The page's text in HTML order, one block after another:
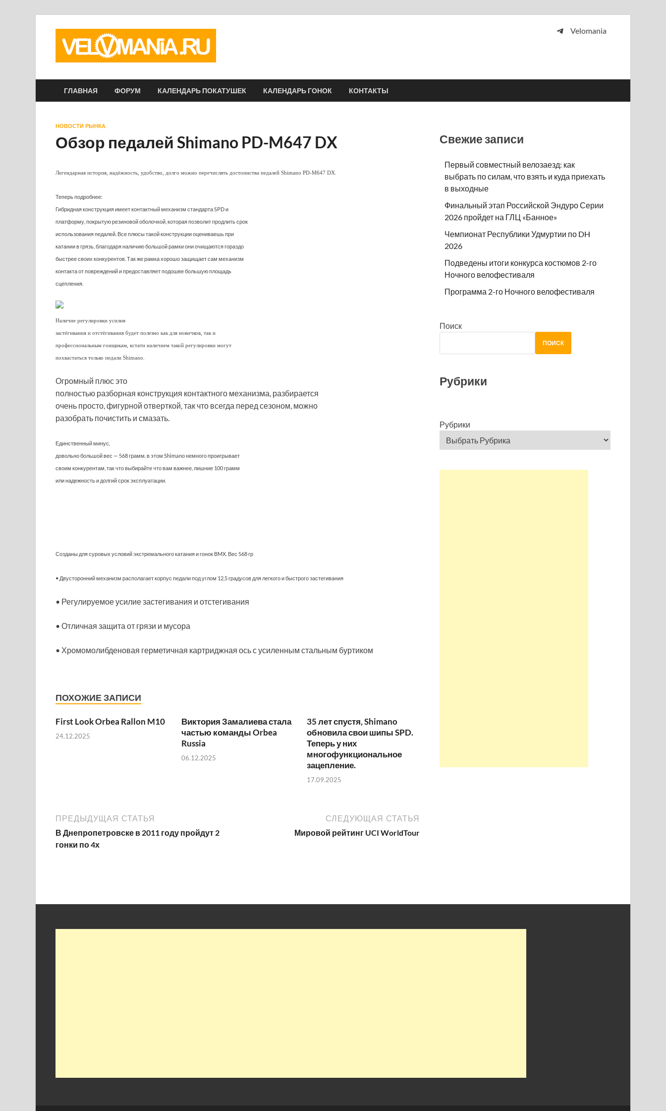
Velomania
ГЛАВНАЯ ФОРУМ КАЛЕНДАРЬ ПОКАТУШЕК КАЛЕНДАРЬ ГОНОК КОНТАКТЫ
НОВОСТИ РЫНКА
Обзор педалей Shimano PD-M647 DX
Легендарная история, надёжность, удобство, долго можно перечислять достоинства педалей Shimano PD-M647 DX.
Теперь подробнее:
Гибридная конструкция имеет контактный механизм стандарта SPD и
платформу, покрытую резиновой оболочкой, которая позволит продлить срок
использования педалей. Все плюсы такой конструкции оцениваешь при
катании в грязь, благодаря наличию большой рамки они очищаются гораздо
быстрее своих конкурентов. Так же рамка хорошо защищает сам механизм
контакта от повреждений и предоставляет подошве большую площадь
сцепления.
Наличие регулировки усилия
застёгивания и отстёгивания будет полезно как для новичков, так и
профессиональным гонщикам, кстати наличием такой регулировки могут
похвастаться только педали Shimano.
Огромный плюс это
полностью разборная конструкция контактного механизма, разбирается
очень просто, фигурной отверткой, так что всегда перед сезоном, можно
разобрать почистить и смазать.
Единственный минус,
довольно большой вес — 568 грамм, в этом Shimano немного проигрывает
своим конкурентам, так что выбирайте что вам важнее, лишние 100 грамм
или надежность и долгий срок эксплуатации.
Созданы для суровых условий экстремального катания и гонок BMX. Вес 568 гр
• Двусторонний механизм располагает корпус педали под углом 12,5 градусов для легкого и быстрого застегивания
• Регулируемое усилие застегивания и отстегивания
• Отличная защита от грязи и мусора
• Хромомолибденовая герметичная картриджная ось с усиленным стальным буртиком
ПОХОЖИЕ ЗАПИСИ
First Look Orbea Rallon M10
24.12.2025
Виктория Замалиева стала
частью команды Orbea
Russia
06.12.2025
35 лет спустя, Shimano
обновила свои шипы SPD.
Теперь у них
многофункциональное
зацепление.
17.09.2025
ПРЕДЫДУЩАЯ СТАТЬЯ
В Днепропетровске в 2011 году пройдут 2
гонки по 4х
СЛЕДУЮЩАЯ СТАТЬЯ
Мировой рейтинг UCI WorldTour
Свежие записи
Первый совместный велозаезд: как
выбрать по силам, что взять и куда приехать
в выходные
Финальный этап Российской Эндуро Серии
2026 пройдет на ГЛЦ «Банное»
Чемпионат Республики Удмуртии по DH
2026
Подведены итоги конкурса костюмов 2-го
Ночного велофестиваля
Программа 2-го Ночного велофестиваля
Поиск
ПОИСК
Рубрики
Рубрики